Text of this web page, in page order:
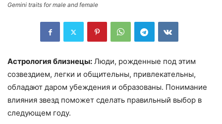
Gemini traits for male and female
Aстрология близнецы: Люди, рожденные под этим
созвездием, легки и общительны, привлекательны,
обладают даром убеждения и образованы. Понимание
влияния звезд поможет сделать правильный выбор в
следующем году.